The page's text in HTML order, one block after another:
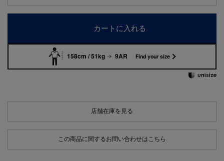
カートに入れる
158cm / 51kg 9AR Find your size
店舗在庫を見る
この商品に関するお問い合わせはこちら